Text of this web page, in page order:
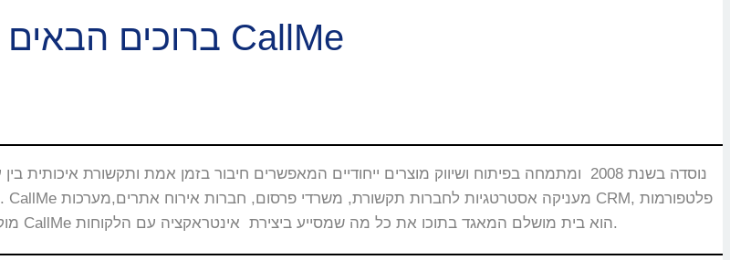
ברוכים הבאים לחברת CallMe
CMS, מוקדים טלפוניים, בנקים וללקוחות רבים אחרים שעבורם CallMe הוא בית מושלם המאגד בתוכו את כל מה שמסייע ביצירת אינטראקציה עם הלקוחות.